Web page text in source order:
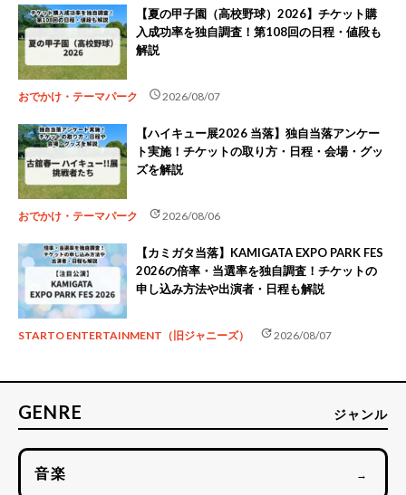
【夏の甲子園（高校野球）2026】チケット購
入成功率を独自調査！第108回の日程・値段も
解説
おでかけ・テーマパーク schedule2026/08/07
【ハイキュー展2026 当落】独自当落アンケー
ト実施！チケットの取り方・日程・会場・グッ
ズを解説
おでかけ・テーマパーク update2026/08/06
【カミガタ当落】KAMIGATA EXPO PARK FES
2026の倍率・当選率を独自調査！チケットの
申し込み方法や出演者・日程も解説
STARTO ENTERTAINMENT（旧ジャニーズ） update2026/08/07
GENRE ジャンル
音楽 →